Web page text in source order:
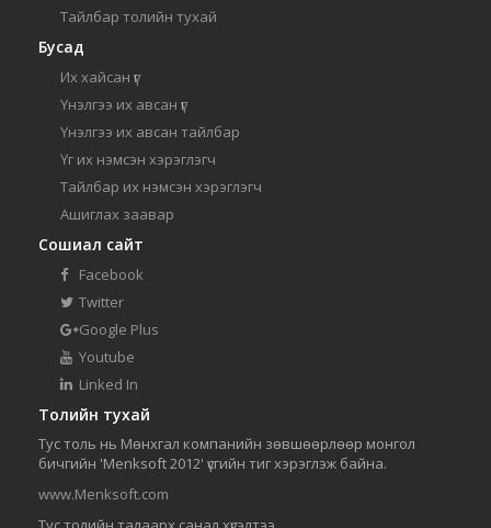
Тайлбар толийн тухай
Бусад
Их хайсан үг
Үнэлгээ их авсан үг
Үнэлгээ их авсан тайлбар
Үг их нэмсэн хэрэглэгч
Тайлбар их нэмсэн хэрэглэгч
Ашиглах заавар
Сошиал сайт
Facebook
Twitter
Google Plus
Youtube
Linked In
Толийн тухай
Тус толь нь Мөнхгал компанийн зөвшөөрлөөр монгол
бичгийн 'Menksoft 2012' үсгийн тиг хэрэглэж байна.
www.Menksoft.com